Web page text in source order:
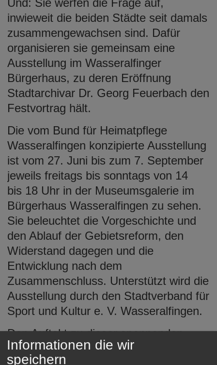
Und: Sie werfen die Frage auf,
inwieweit die beiden Städte seit damals
zusammengewachsen sind. Dafür
organisieren sie gemeinsam eine
Ausstellung im Wasseralfinger
Bürgerhaus, zu deren Eröffnung
Stadtarchivar Dr. Georg Feuerbach den
Festvortrag hält.
Die vom Bund für Heimatpflege
Wasseralfingen konzipierte Ausstellung
ist vom 27. Juni bis zum 7. September
jeweils freitags bis sonntags von 14
bis 18 Uhr in der Museumsgalerie im
Bürgerhaus Wasseralfingen zu sehen.
Sie beleuchtet die Vorgeschichte und
den Ablauf der Gebietsreform, den
Widerstand dagegen und die
Entwicklung nach dem
Zusammenschluss. Unterstützt wird die
Ausstellung durch den Stadtverband für
Sport und Kultur e. V. Wasseralfingen.
Den Auftakt zu dieser spannenden
Zeitreise bildet ein Vortragsabend am
Informationen die wir
speichern